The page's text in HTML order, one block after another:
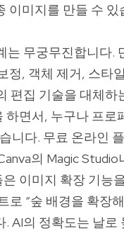
이미지를 만들 수 있
는 무궁무진합니다.
정, 객체 제거, 스타
편집 기술을 대체하
하면서, 누구나 프로
니다. 무료 온라인
의 Magic Studio
이미지 확장 기능
로 “숲 배경을 확장
. AI의 정확도는 날로